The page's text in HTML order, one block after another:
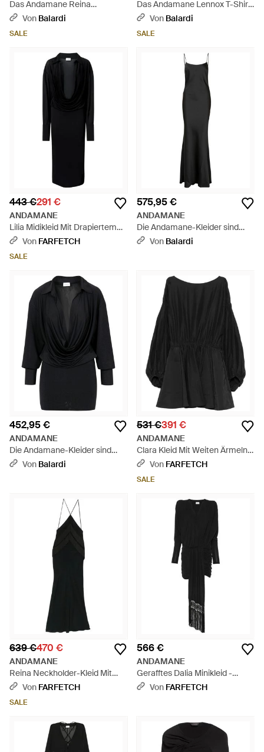
Das Andamane Reina
Neckholder-Midikleid mit
Von Balardi
SALE
Das Andamane Lennox T-Shirt-
Midikleid - Schwarz
Von Balardi
SALE
443 €291 €
ANDAMANE
Lilia Midikleid Mit Drapiertem
Kragen - Schwarz
Von FARFETCH
SALE
575,95 €
ANDAMANE
Die Andamane-Kleider sind
schwarz
Von Balardi
452,95 €
ANDAMANE
Die Andamane-Kleider sind
schwarz
Von Balardi
531 €391 €
ANDAMANE
Clara Kleid Mit Weiten Ärmeln -
Schwarz
Von FARFETCH
SALE
639 €470 €
ANDAMANE
Reina Neckholder-Kleid Mit
Fransenbesatz - Schwarz
Von FARFETCH
SALE
566 €
ANDAMANE
Gerafftes Dalia Minikleid -
Schwarz
Von FARFETCH